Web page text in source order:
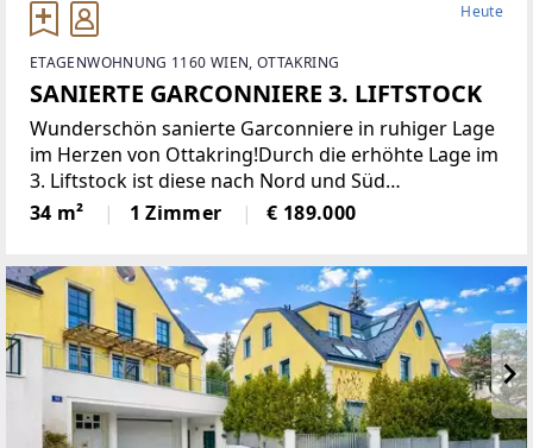
Heute
ETAGENWOHNUNG 1160 WIEN, OTTAKRING
SANIERTE GARCONNIERE 3. LIFTSTOCK
Wunderschön sanierte Garconniere in ruhiger Lage
im Herzen von Ottakring!Durch die erhöhte Lage im
3. Liftstock ist diese nach Nord und Süd
ausgerichtete Wohnung sehr hell und bietet eine
angenehme Wohnatmosphäre. Sie verfügt über
34 m² 1 Zimmer € 189.000